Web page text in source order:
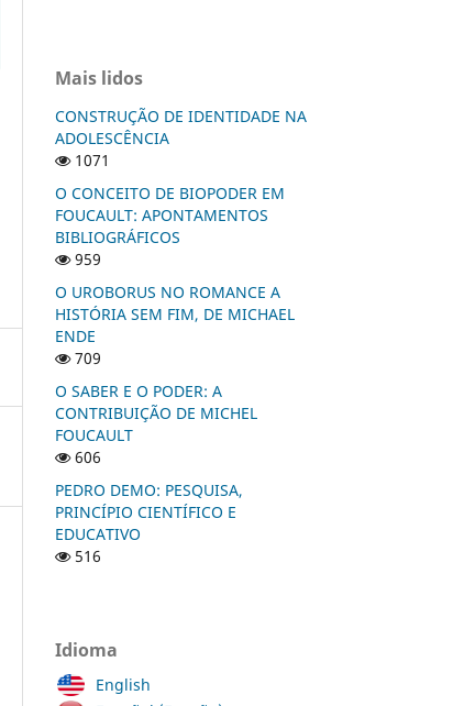
Mais lidos
CONSTRUÇÃO DE IDENTIDADE NA
ADOLESCÊNCIA
1071
O CONCEITO DE BIOPODER EM
FOUCAULT: APONTAMENTOS
BIBLIOGRÁFICOS
959
O UROBORUS NO ROMANCE A
HISTÓRIA SEM FIM, DE MICHAEL
ENDE
709
O SABER E O PODER: A
CONTRIBUIÇÃO DE MICHEL
FOUCAULT
606
PEDRO DEMO: PESQUISA,
PRINCÍPIO CIENTÍFICO E
EDUCATIVO
516
Idioma
English